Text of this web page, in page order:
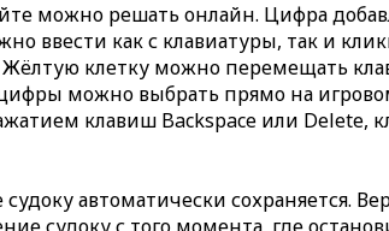
можно решать онлайн. Цифра
ввести как с клавиатуры, так и
клетку можно перемещать
цифры можно выбрать прямо на
клавиш Backspace или Delete,
автоматически сохраняется.